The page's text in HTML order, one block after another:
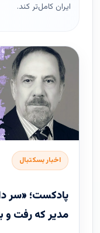
ایران کامل‌تر کند.
اخبار بسکتبال
پادکست؛ «سر
مدیر که رفت و